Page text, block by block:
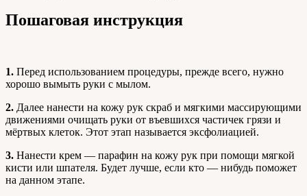
Пошаговая инструкция
1. Перед использованием процедуры, прежде всего, нужно
хорошо вымыть руки с мылом.
2. Далее нанести на кожу рук скраб и мягкими массирующими
движениями очищать руки от въевшихся частичек грязи и
мёртвых клеток. Этот этап называется эксфолиацией.
3. Нанести крем — парафин на кожу рук при помощи мягкой
кисти или шпателя. Будет лучше, если кто — нибудь поможет
на данном этапе.